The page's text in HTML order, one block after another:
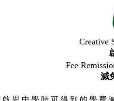
Creative
Fee
減
思 中 學 時 可 得 到 的 學 費